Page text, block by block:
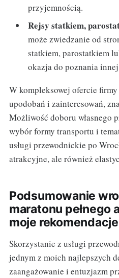
przyjemnością.
Rejsy statkiem,
może zwiedzanie od
statkiem, parostatkiem
okazja do poznania
W kompleksowej ofercie
upodobań i zainteresowań,
Możliwość doboru własnego
wybór formy transportu i
usługi przewodnickie po
atrakcyjne, ale również
Podsumowanie
maratonu pełnego
moje
Skorzystanie z usługi
jednym z moich najlepszych
zaangażowanie i entuzjazm